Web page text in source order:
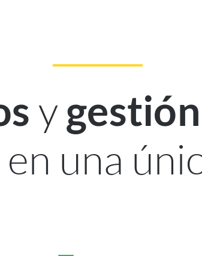
y
en una